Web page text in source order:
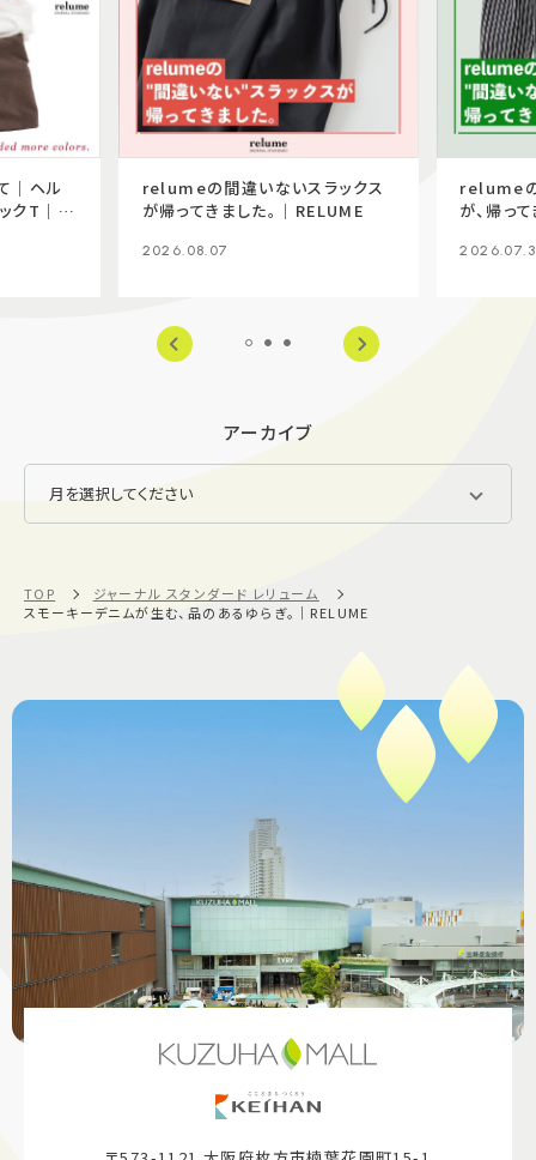
｜ヘル
クT｜
relumeの間違いないスラックス
が帰ってきました。｜RELUME
2026.08.07
relume
が、帰っ
アーカイブ
TOP
ジャーナル スタンダード レリューム
スモーキーデニムが生む、品のあるゆらぎ。｜RELUME